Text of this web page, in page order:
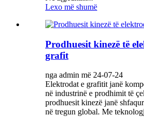
Lexo më shumë
Prodhuesit kinezë të
grafit
nga admin më 24-07-24
Elektrodat e grafitit janë
në industrinë e prodhimit të
prodhuesit kinezë janë
në tregun global. Me